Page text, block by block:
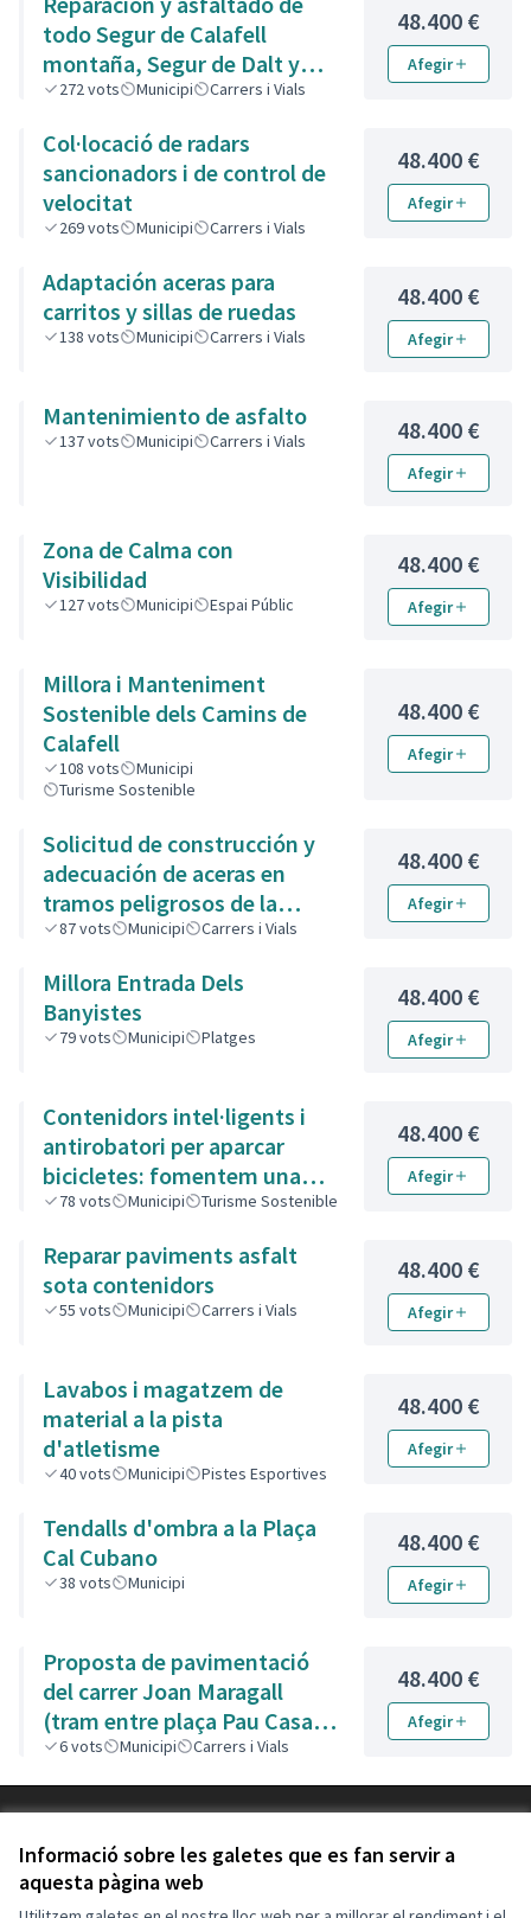
Informació sobre les galetes que es fan servir a
aquesta pàgina web
todo Segur de Calafell
montaña, Segur de Dalt y
urbanizaciones.
272vots Municipi Carrers i Vials
48.400 €
Afegir
Col·locació de radars
sancionadors i de control de
velocitat
269vots Municipi Carrers i Vials
48.400 €
Afegir
Adaptación aceras para
carritos y sillas de ruedas
138 vots Municipi Carrers i Vials
48.400 €
Afegir
Mantenimiento de asfalto
137vots Municipi Carrers i Vials 48.400 €
Afegir
Zona de Calma con
Visibilidad
127vots Municipi Espai Públic
48.400 €
Afegir
Millora i Manteniment
Sostenible dels Camins de
Calafell
108 vots
Municipi
Turisme Sostenible
48.400 €
Afegir
Solicitud de construcción y
adecuación de aceras en
tramos peligrosos de la
Avenida Marca Hispánica
87vots Municipi Carrers i Vials
48.400 €
Afegir
Millora Entrada Dels
Banyistes
79vots Municipi Platges
48.400 €
Afegir
Contenidors intel·ligents i
antirobatori per aparcar
bicicletes: fomentem una
mobilitat segura i sostenible
78 vots Municipi Turisme Sostenible
48.400 €
Afegir
Reparar paviments asfalt
sota contenidors
55 vots Municipi Carrers i Vials
48.400 €
Afegir
Lavabos i magatzem de
material a la pista
d'atletisme
40vots Municipi Pistes Esportives
48.400 €
Afegir
Tendalls d'ombra a la Plaça
Cal Cubano
38 vots Municipi
48.400 €
Afegir
Proposta de pavimentació
del carrer Joan Maragall
(tram entre plaça Pau Casals
i plaça dels Pins).
6vots Municipi Carrers i Vials
48.400 €
Afegir
Configuració de les galetes
Decidim Calafell a X
(Enllaç extern)
Decidim Calafell a Facebook
(Enllaç extern)
Decidim Calafell a YouTube
(Enllaç extern)
Decidim Calafell a GitHub
(Enllaç extern)